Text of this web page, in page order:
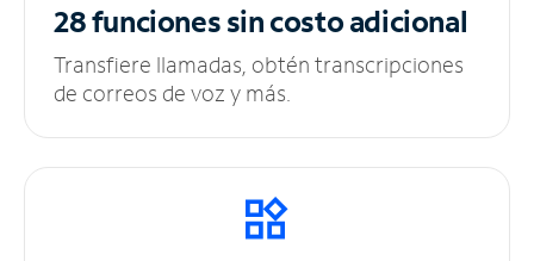
28 funciones sincosto adicional
Transfiere llamadas, obtén transcripciones
de correos de voz y más.